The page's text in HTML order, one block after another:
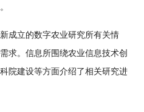
成立的数字农业研究所有关情
求。信息所围绕农业信息技术创
院建设等方面介绍了相关研究进